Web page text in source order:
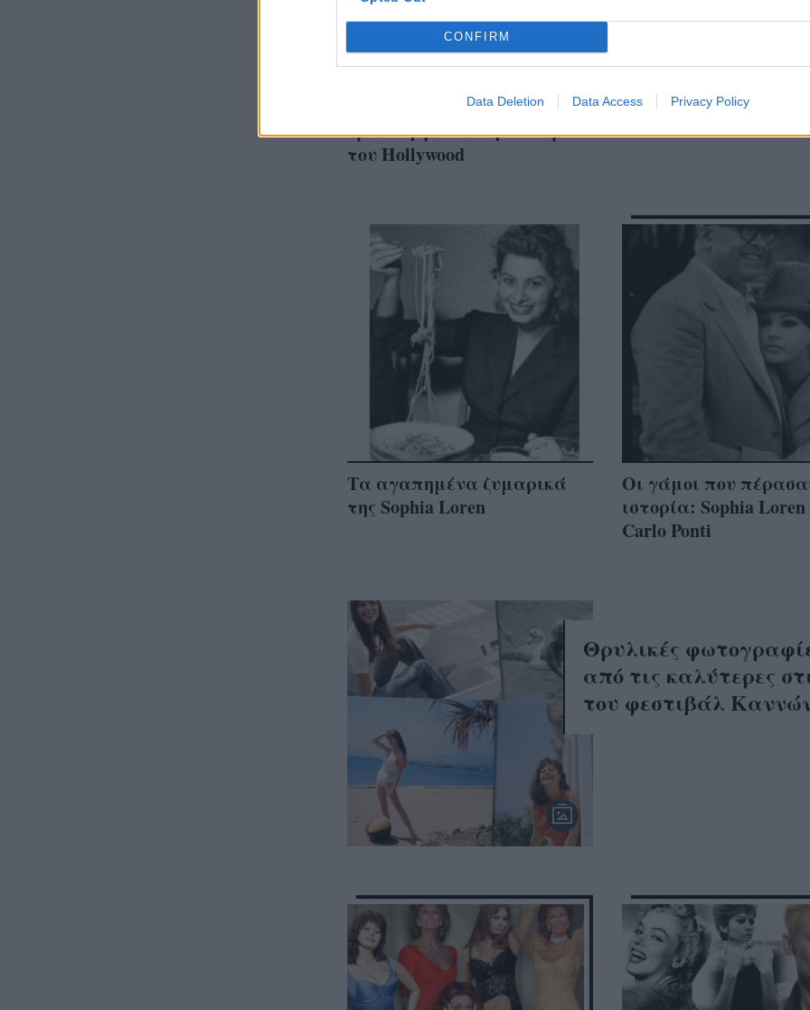
CONFIRM
Data Deletion Data Access Privacy Policy
εξήγησή της για την πιο
θρυλική φωτό στην ιστορία
του Hollywood
Sophia Loren
Τα αγαπημένα ζυμαρικά
της Sophia Loren
Οι γάμοι που
ιστορία: Sophia
Carlo Ponti
Θρυλικές
από τις καλύτερες
του φεστιβάλ